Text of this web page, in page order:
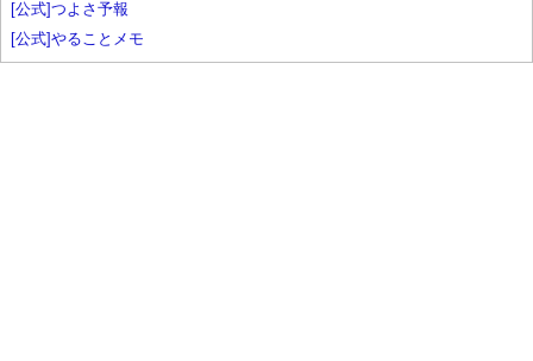
[公式]つよさ予報
[公式]やることメモ